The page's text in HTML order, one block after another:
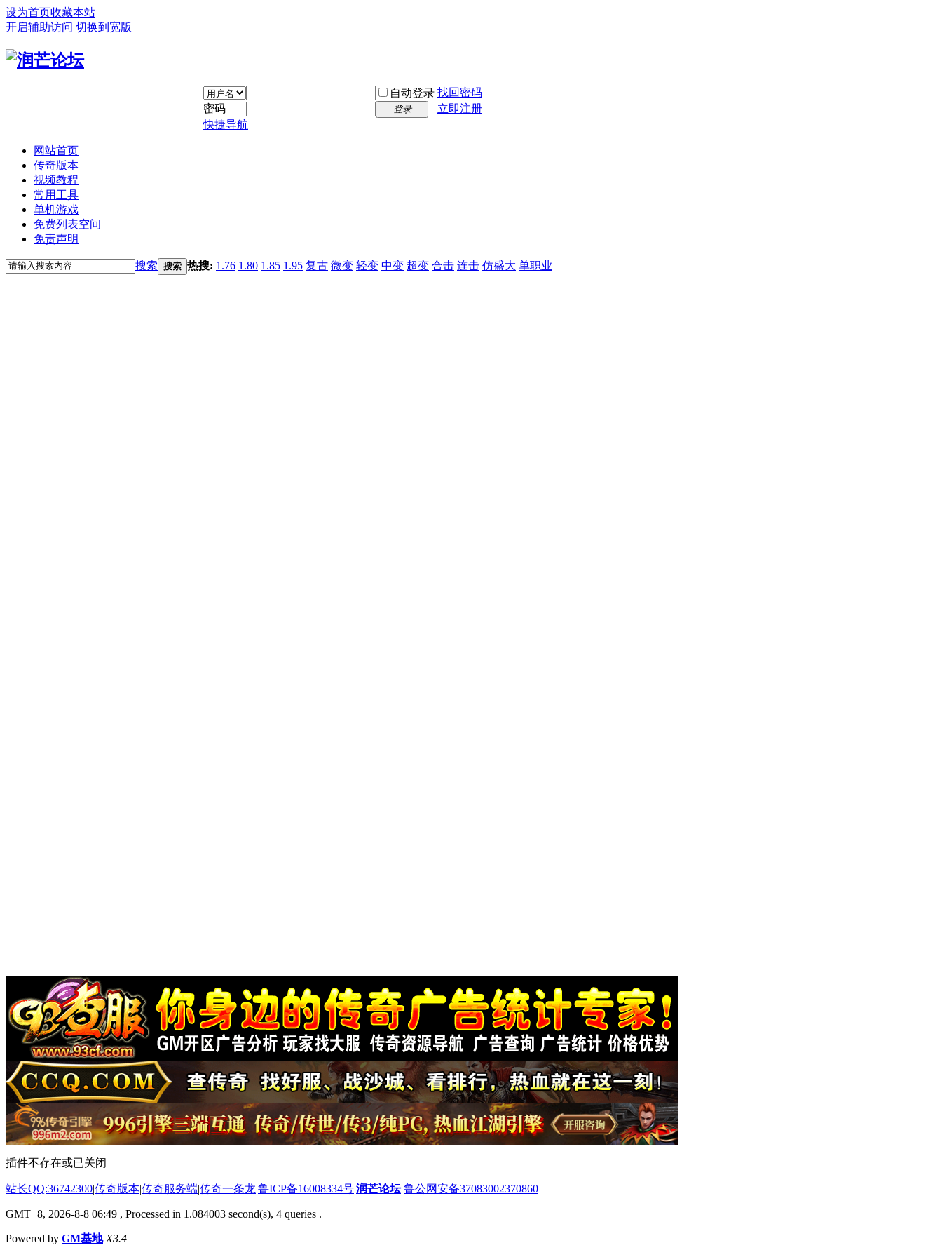
设为首页收藏本站
开启辅助访问 切换到宽版
自动登录 找回密码
密码
登录
立即注册
快捷导航
网站首页
传奇版本
视频教程
常用工具
单机游戏
免费列表空间
免责声明
搜索 搜索 热搜: 1.76 1.80 1.85 1.95 复古 微变 轻变 中变 超变 合击 连击 仿盛大 单职业
插件不存在或已关闭
站长QQ:36742300|传奇版本|传奇服务端|传奇一条龙|鲁ICP备16008334号|润芒论坛 鲁公网安备37083002370860
GMT+8, 2026-8-8 06:49 , Processed in 1.084003 second(s), 4 queries .
Powered by GM基地 X3.4